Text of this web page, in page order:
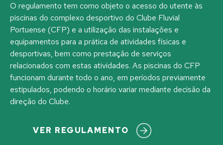
O regulamento tem como objeto o acesso do utente às
piscinas do complexo desportivo do Clube Fluvial
Portuense (CFP) e a utilização das instalações e
equipamentos para a prática de atividades físicas e
desportivas, bem como prestação de serviços
relacionados com estas atividades. As piscinas do CFP
funcionam durante todo o ano, em períodos previamente
estipulados, podendo o horário variar mediante decisão da
direção do Clube.
VER REGULAMENTO